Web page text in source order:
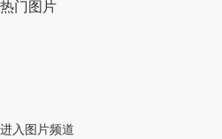
热门图片
进入图片频道